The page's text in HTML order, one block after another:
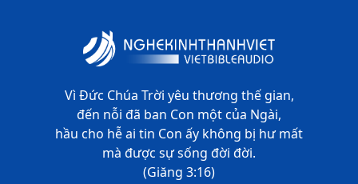
Lu-ca - Chương 16
Lu-ca - Chương 18
Lu-ca - Chương 19
Vì Đức Chúa Trời yêu thương thế gian,
đến nỗi đã ban Con một của Ngài,
hầu cho hễ ai tin Con ấy không bị hư mất
mà được sự sống đời đời.
(Giăng 3:16)